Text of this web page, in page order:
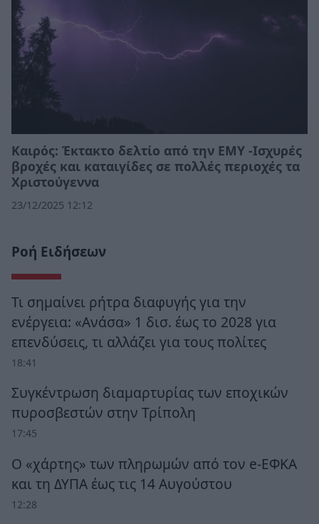
Καιρός: Έκτακτο δελτίο από την ΕΜΥ -Ισχυρές
βροχές και καταιγίδες σε πολλές περιοχές τα
Χριστούγεννα
23/12/2025 12:12
Ροή Ειδήσεων
Τι σημαίνει ρήτρα διαφυγής για την
ενέργεια: «Ανάσα» 1 δισ. έως το 2028 για
επενδύσεις, τι αλλάζει για τους πολίτες
18:41
Συγκέντρωση διαμαρτυρίας των εποχικών
πυροσβεστών στην Τρίπολη
17:45
Ο «χάρτης» των πληρωμών από τον e-ΕΦΚΑ
και τη ΔΥΠΑ έως τις 14 Αυγούστου
12:28